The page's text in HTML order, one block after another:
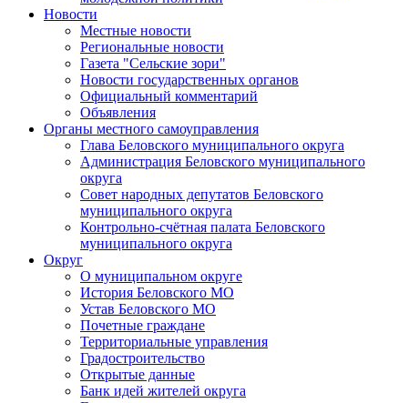
Новости
Местные новости
Региональные новости
Газета "Сельские зори"
Новости государственных органов
Официальный комментарий
Объявления
Органы местного самоуправления
Глава Беловского муниципального округа
Администрация Беловского муниципального
округа
Совет народных депутатов Беловского
муниципального округа
Контрольно-счётная палата Беловского
муниципального округа
Округ
О муниципальном округе
История Беловского МО
Устав Беловского МО
Почетные граждане
Территориальные управления
Градостроительство
Открытые данные
Банк идей жителей округа